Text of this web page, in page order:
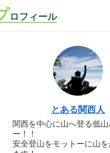
ロフィール
とある関西人
関西を中心に山へ登る低山
ー！！
安全登山をモットーに山を